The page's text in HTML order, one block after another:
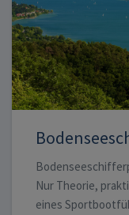
Nur Theorie,
eines